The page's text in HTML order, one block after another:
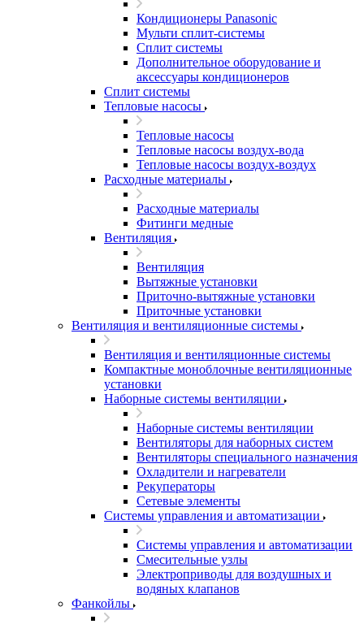
Кондиционеры Panasonic
Мульти сплит-системы
Сплит системы
Дополнительное оборудование и
аксессуары кондиционеров
Сплит системы
Тепловые насосы
Тепловые насосы
Тепловые насосы воздух-вода
Тепловые насосы воздух-воздух
Расходные материалы
Расходные материалы
Фитинги медные
Вентиляция
Вентиляция
Вытяжные установки
Приточно-вытяжные установки
Приточные установки
Вентиляция и вентиляционные системы
Вентиляция и вентиляционные системы
Компактные моноблочные вентиляционные
установки
Наборные системы вентиляции
Наборные системы вентиляции
Вентиляторы для наборных систем
Вентиляторы специального назначения
Охладители и нагреватели
Рекуператоры
Сетевые элементы
Системы управления и автоматизации
Системы управления и автоматизации
Смесительные узлы
Электроприводы для воздушных и
водяных клапанов
Фанкойлы